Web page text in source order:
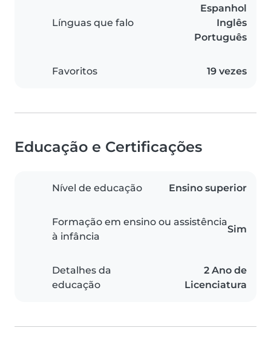
Línguas que falo
Espanhol
Inglês
Português
Favoritos 19 vezes
Educação e Certificações
Nível de educação Ensino superior
Formação em ensino ou assistência
à infância
Sim
Detalhes da
educação
2 Ano de
Licenciatura